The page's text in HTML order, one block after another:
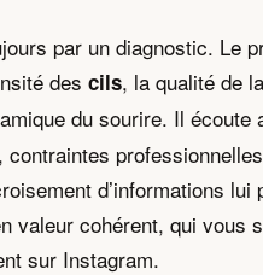
par un diagnostic. Le
des cils, la qualité de
du sourire. Il écoute
contraintes
d’informations lui
valeur cohérent, qui vous
sur Instagram.